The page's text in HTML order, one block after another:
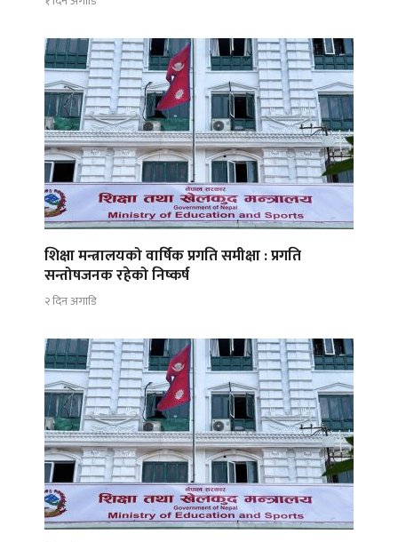
शिक्षा मन्त्रालयको वार्षिक प्रगति समीक्षा : प्रगति
सन्तोषजनक रहेको निष्कर्ष
२ दिन अगाडि